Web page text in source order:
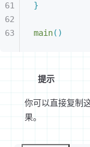
}
main( )
提示
你可以直接复制
果。